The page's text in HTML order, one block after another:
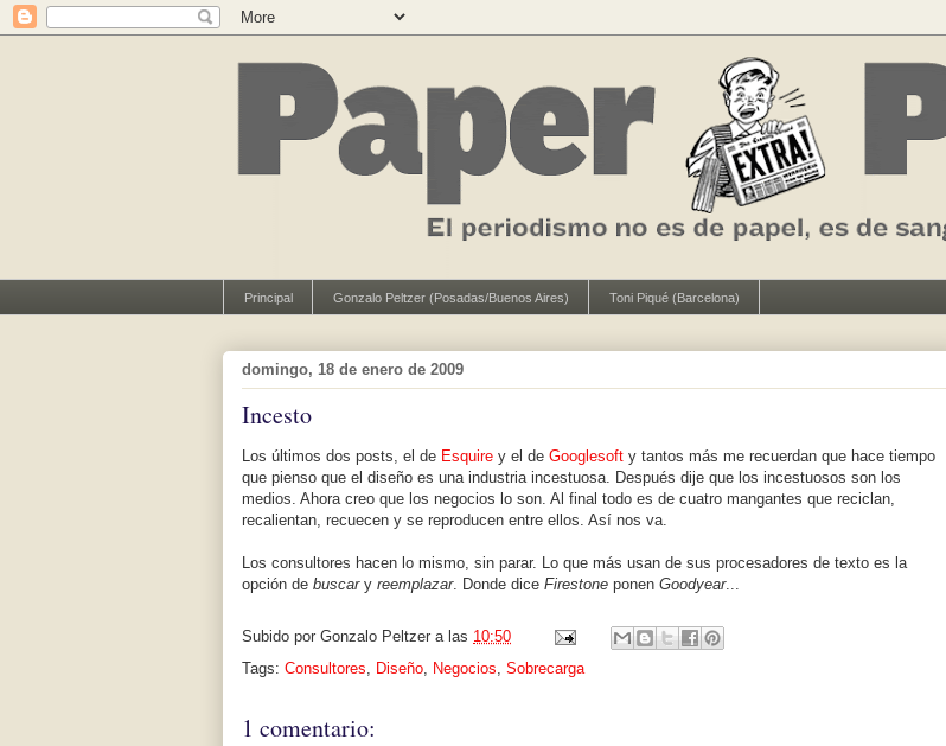
Principal Gonzalo Peltzer (Posadas/Buenos Aires) Toni Piqué (Barcelona)
domingo, 18 de enero de 2009
Incesto
Los últimos dos posts, el de Esquire y el de Googlesoft y tantos más me recuerdan que hace tiempo
que pienso que el diseño es una industria incestuosa. Después dije que los incestuosos son los
medios. Ahora creo que los negocios lo son. Al final todo es de cuatro mangantes que reciclan,
recalientan, recuecen y se reproducen entre ellos. Así nos va.
Los consultores hacen lo mismo, sin parar. Lo que más usan de sus procesadores de texto es la
opción de buscary reemplazar. Donde dice Firestone ponen Goodyear...
Subido por Gonzalo Peltzer a las 10:50
Tags: Consultores, Diseño, Negocios, Sobrecarga
1 comentario: